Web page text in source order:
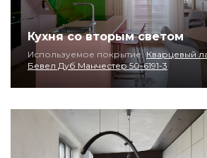
Кухня со вторым светом
Используемое покрытие: Кварцевый
Бевел Дуб Манчестер 50-6191-3